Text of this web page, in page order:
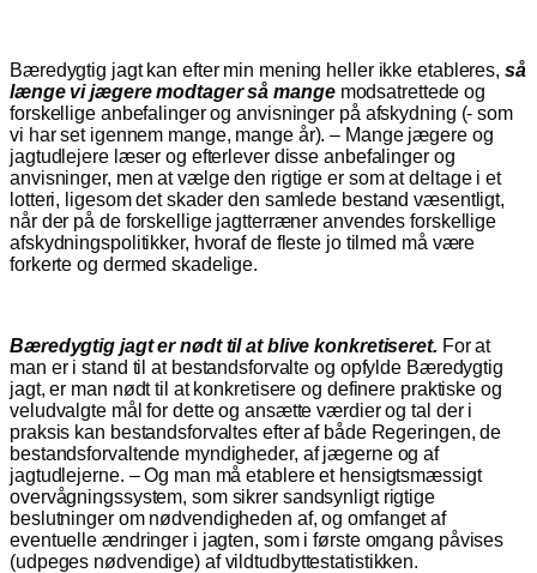
Bæredygtig jagt kan efter min mening heller ikke etableres, så
længe vi jægere modtager så mangemodsatrettede og
forskellige anbefalinger og anvisninger på afskydning (- som
vi har set igennem mange, mange år). – Mange jægere og
jagtudlejere læser og efterlever disse anbefalinger og
anvisninger, men at vælge den rigtige er som at deltage i et
lotteri, ligesom det skader den samlede bestand væsentligt,
når der på de forskellige jagtterræner anvendes forskellige
afskydningspolitikker, hvoraf de fleste jo tilmed må være
forkerte og dermed skadelige.
Bæredygtig jagt er nødt til at blive konkretiseret. For at
man er i stand til at bestandsforvalte og opfylde Bæredygtig
jagt, er man nødt til at konkretisere og definere praktiske og
veludvalgte mål for dette og ansætte værdier og tal der i
praksis kan bestandsforvaltes efter af både Regeringen, de
bestandsforvaltende myndigheder, af jægerne og af
jagtudlejerne. – Og man må etablere et hensigtsmæssigt
overvågningssystem, som sikrer sandsynligt rigtige
beslutninger om nødvendigheden af, og omfanget af
eventuelle ændringer i jagten, som i første omgang påvises
(udpeges nødvendige) af vildtudbyttestatistikken.